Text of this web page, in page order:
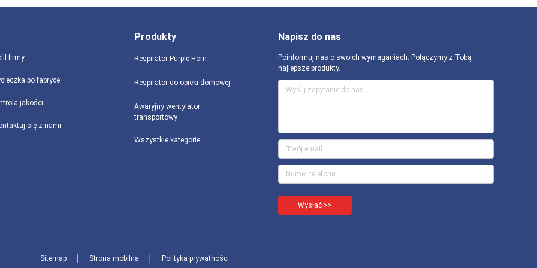
firmy
po fabryce
jakości
się z nami
Produkty
Respirator Purple Horn
Respirator do opieki domowej
Awaryjny wentylator
transportowy
Wszystkie kategorie
Napisz do nas
Poinformuj nas o swoich wymaganiach. Połączymy z Tobą
najlepsze produkty.
Wysłać >>
Sitemap Strona mobilna Polityka prywatności